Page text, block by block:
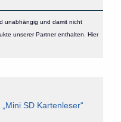
unabhängig und damit nicht
unserer Partner enthalten. Hier
SD Kartenleser“